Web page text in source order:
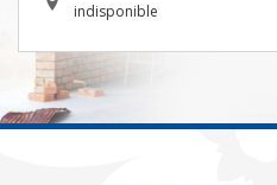
indisponible